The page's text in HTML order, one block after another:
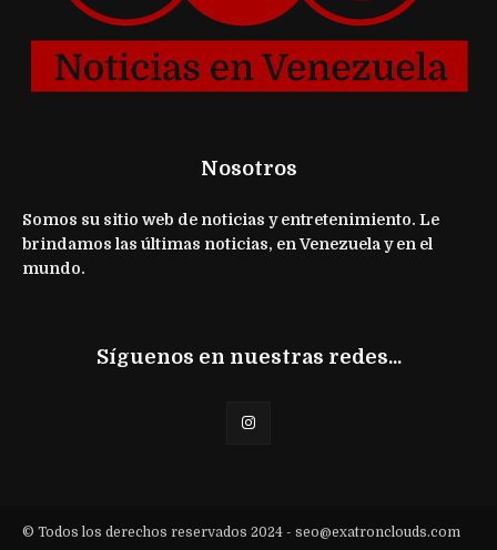
Nosotros
Somos su sitio web de noticias y entretenimiento. Le
brindamos las últimas noticias, en Venezuela y en el
mundo.
Síguenos en nuestras redes...
© Todos los derechos reservados 2024 - seo@exatronclouds.com